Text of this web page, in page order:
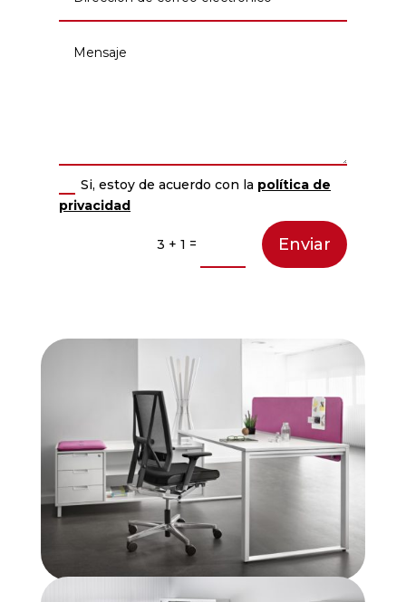
Si, estoy de acuerdo con la política de
privacidad
3 + 1 = Enviar